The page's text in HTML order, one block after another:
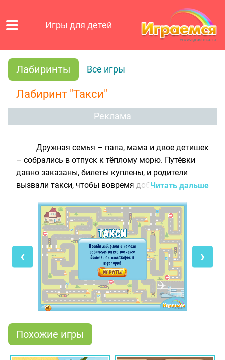
Игры для детей
Лабиринты Все игры
Лабиринт "Такси"
Реклама
Дружная семья – папа, мама и двое детишек
– собрались в отпуск к тёплому морю. Путёвки
давно заказаны, билеты куплены, и родители
вызвали такси, чтобы вовремя добраться в
сложность – приехал совсем неопытный
водитель. А ехать придётся через весь город,
улицы которого – это настоящий лабиринт!
Готов помочь растерявшемуся таксисту?
Тогда за дело! Сначала, как настоящий штурман,
внимательно присмотрись к значкам на карте
города. Светофоры и пешеходные переходы не
помешают движению к цели. А вот красный знак с
объезжать стороной, чтобы не попасть в тупик.
Иначе придётся возвращаться и терять
Читать дальше
‹ ›
Похожие игры